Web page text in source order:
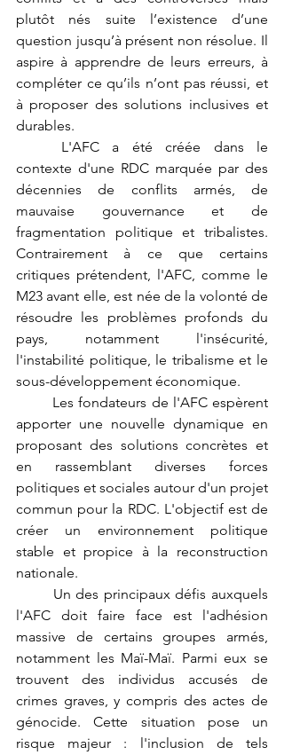
plutôt nés suite l’existence d’une
question jusqu’à présent non résolue. Il
aspire à apprendre de leurs erreurs, à
compléter ce qu’ils n’ont pas réussi, et
à proposer des solutions inclusives et
durables.
contexte d'une RDC marquée par des
décennies de conflits armés, de
mauvaise gouvernance et de
fragmentation politique et tribalistes.
Contrairement à ce que certains
critiques prétendent, l'AFC, comme le
M23 avant elle, est née de la volonté de
résoudre les problèmes profonds du
pays, notamment l'insécurité,
l'instabilité politique, le tribalisme et le
sous-développement économique.
apporter une nouvelle dynamique en
proposant des solutions concrètes et
en rassemblant diverses forces
politiques et sociales autour d'un projet
commun pour la RDC. L'objectif est de
créer un environnement politique
stable et propice à la reconstruction
nationale.
l'AFC doit faire face est l'adhésion
massive de certains groupes armés,
notamment les Maï-Maï. Parmi eux se
trouvent des individus accusés de
crimes graves, y compris des actes de
génocide. Cette situation pose un
risque majeur : l'inclusion de tels